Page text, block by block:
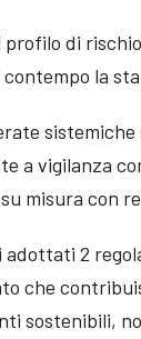
di
la
a vigilanza
misura con
2
che
sostenibili,